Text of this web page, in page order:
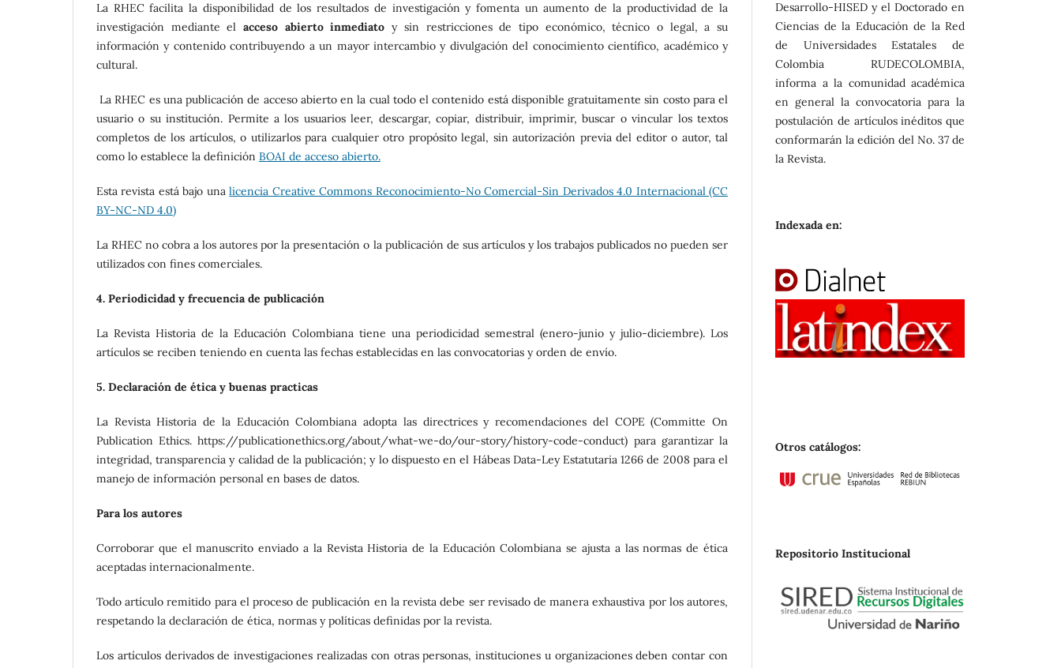
La RHEC facilita la disponibilidad de los resultados de investigación y fomenta un aumento de la productividad de la
investigación mediante elacceso abierto inmediato y sin restricciones de tipo económico, técnico o legal, a su
información y contenido contribuyendo a un mayor intercambio y divulgación del conocimiento científico, académico y
cultural.
La RHEC es una publicación de acceso abierto en la cual todo el contenido está disponible gratuitamente sin costo para el
usuario o su institución. Permite a los usuarios leer, descargar, copiar, distribuir, imprimir, buscar o vincular los textos
completos de los artículos, o utilizarlos para cualquier otro propósito legal, sin autorización previa del editor o autor, tal
como lo establece la definición BOAI de acceso abierto.
Esta revista está bajo unalicencia Creative Commons Reconocimiento-No Comercial-Sin Derivados 4.0 Internacional (CC
BY-NC-ND 4.0)
La RHEC no cobra a los autores por la presentación o la publicación de sus artículos y los trabajos publicados no pueden ser
utilizados con fines comerciales.
4. Periodicidad y frecuencia de publicación
La Revista Historia de la Educación Colombiana tiene una periodicidad semestral (enero-junio y julio-diciembre). Los
artículos se reciben teniendo en cuenta las fechas establecidas en las convocatorias y orden de envío.
5. Declaración de ética y buenas practicas
La Revista Historia de la Educación Colombiana adopta las directrices y recomendaciones del COPE (Committe On
Publication Ethics. https://publicationethics.org/about/what-we-do/our-story/history-code-conduct) para garantizar la
integridad, transparencia y calidad de la publicación; y lo dispuesto en el Hábeas Data-Ley Estatutaria 1266 de 2008 para el
manejo de información personal en bases de datos.
Para los autores
Corroborar que el manuscrito enviado a la Revista Historia de la Educación Colombiana se ajusta a las normas de ética
aceptadas internacionalmente.
Todo artículo remitido para el proceso de publicación en la revista debe ser revisado de manera exhaustiva por los autores,
respetando la declaración de ética, normas y políticas definidas por la revista.
Los artículos derivados de investigaciones realizadas con otras personas, instituciones u organizaciones deben contar con
Desarrollo-HISED y el Doctorado en
Ciencias de la Educación de la Red
de Universidades Estatales de
Colombia RUDECOLOMBIA,
informa a la comunidad académica
en general la convocatoria para la
postulación de artículos inéditos que
conformarán la edición del No. 37 de
la Revista.
Indexada en:
Otros catálogos:
Repositorio Institucional